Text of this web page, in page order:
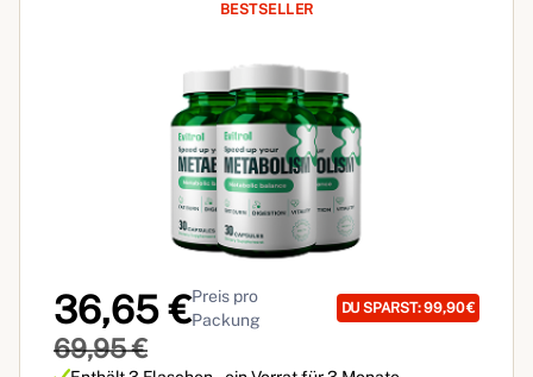
BESTSELLER
36,65 €Preis pro
Packung
DU SPARST: 99,90 €
69,95 €